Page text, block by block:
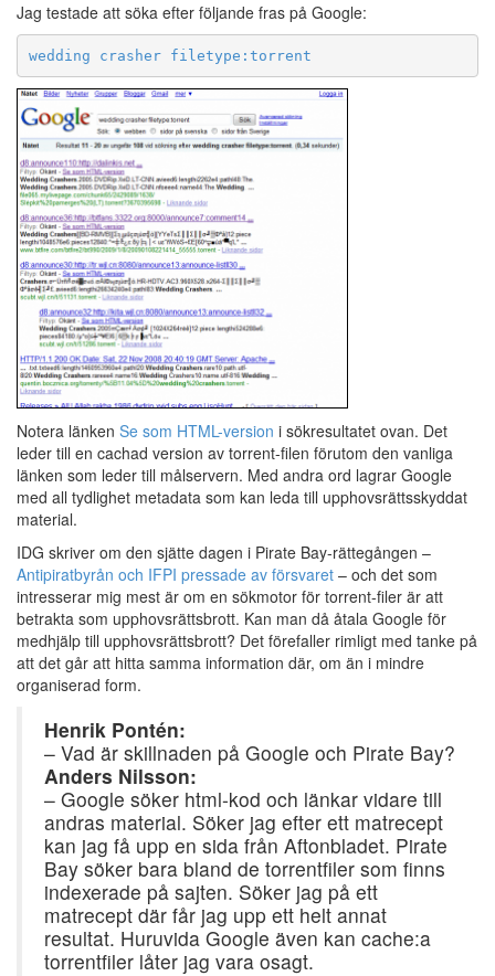
Jag testade att söka efter följande fras på Google:
wedding crasher filetype:torrent
Notera länken Se som HTML-version i sökresultatet ovan. Det
leder till en cachad version av torrent-filen förutom den vanliga
länken som leder till målservern. Med andra ord lagrar Google
med all tydlighet metadata som kan leda till upphovsrättsskyddat
material.
IDG skriver om den sjätte dagen i Pirate Bay-rättegången –
Antipiratbyrån och IFPI pressade av försvaret – och det som
intresserar mig mest är om en sökmotor för torrent-filer är att
betrakta som upphovsrättsbrott. Kan man då åtala Google för
medhjälp till upphovsrättsbrott? Det förefaller rimligt med tanke på
att det går att hitta samma information där, om än i mindre
organiserad form.
Henrik Pontén:
– Vad är skillnaden på Google och Pirate Bay?
Anders Nilsson:
– Google söker html-kod och länkar vidare till
andras material. Söker jag efter ett matrecept
kan jag få upp en sida från Aftonbladet. Pirate
Bay söker bara bland de torrentfiler som finns
indexerade på sajten. Söker jag på ett
matrecept där får jag upp ett helt annat
resultat. Huruvida Google även kan cache:a
torrentfiler låter jag vara osagt.